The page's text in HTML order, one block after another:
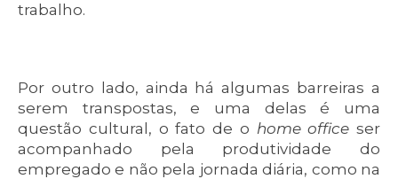
trabalho.
Por outro lado, ainda há algumas barreiras a
serem transpostas, e uma delas é uma
questão cultural, o fato de o home office ser
acompanhado pela produtividade do
empregado e não pela jornada diária, como na